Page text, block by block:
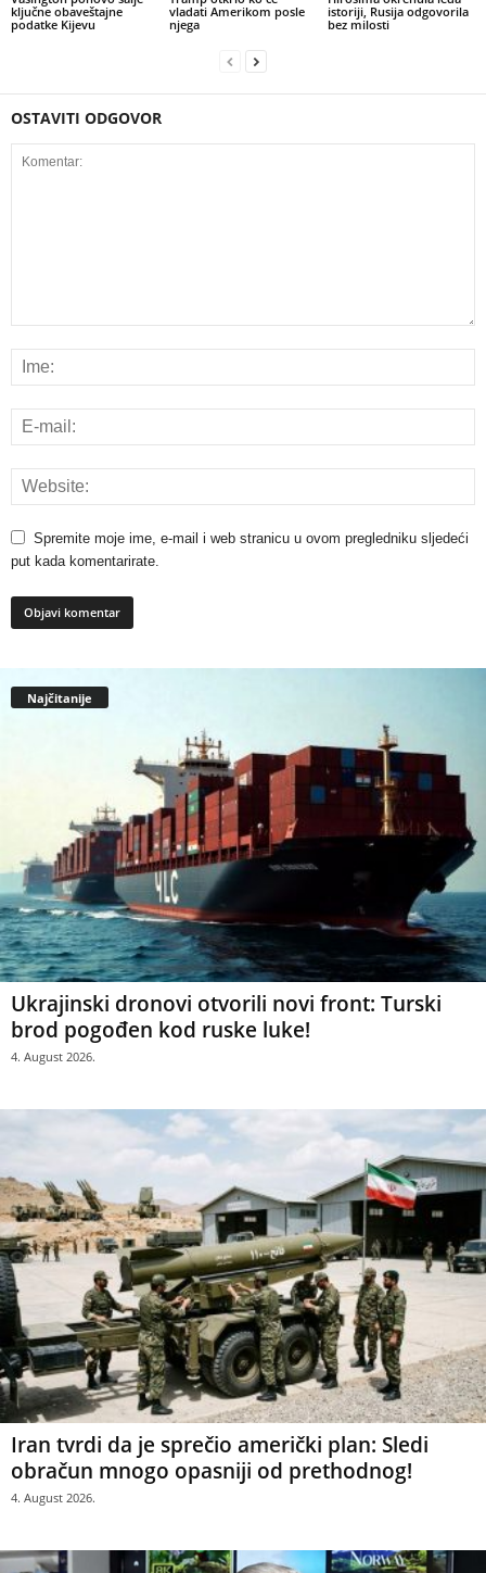
ključne obaveštajne
podatke Kijevu
vladati Amerikom posle
njega
istoriji, Rusija odgovorila
bez milosti
OSTAVITI ODGOVOR
Spremite moje ime, e-mail i web stranicu u ovom pregledniku sljedeći
put kada komentarirate.
Najčitanije
Ukrajinski dronovi otvorili novi front: Turski
brod pogođen kod ruske luke!
4. August 2026.
Iran tvrdi da je sprečio američki plan: Sledi
obračun mnogo opasniji od prethodnog!
4. August 2026.